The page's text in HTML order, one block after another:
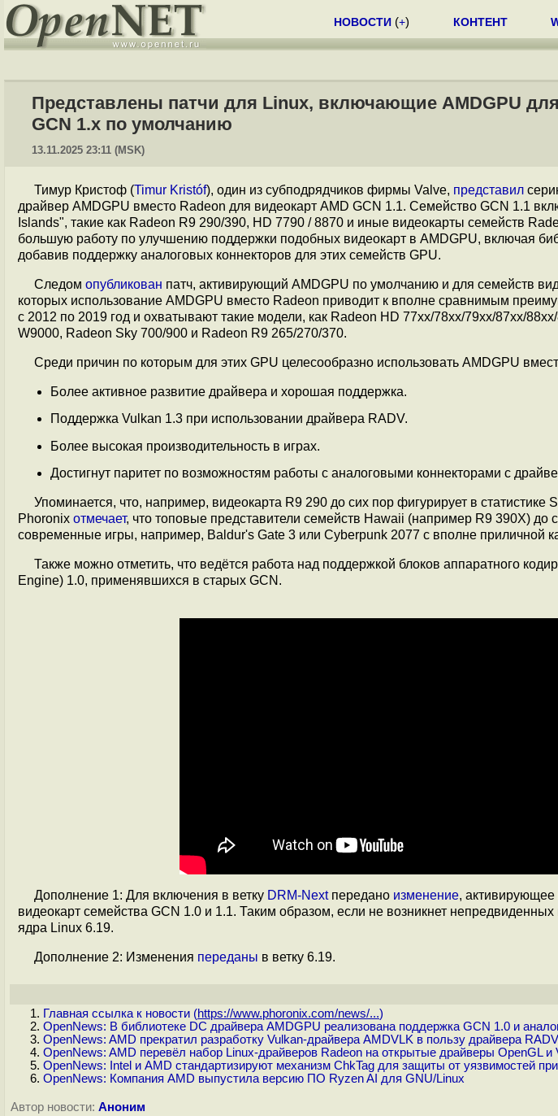
НОВОСТИ (+) КОНТЕНТ
Представлены патчи для Linux, включающие AMDGPU
GCN 1.x по умолчанию
13.11.2025 23:11 (MSK)
Тимур Кристоф (Timur Kristóf), один из субподрядчиков фирмы Valve, представил
драйвер AMDGPU вместо Radeon для видеокарт AMD GCN 1.1. Семейство GCN 1.1
Islands", такие как Radeon R9 290/390, HD 7790 / 8870 и иные видеокарты семейств
большую работу по улучшению поддержки подобных видеокарт в AMDGPU, включая
добавив поддержку аналоговых коннекторов для этих семейств GPU.
Следом опубликован патч, активирующий AMDGPU по умолчанию и для семейств
которых использование AMDGPU вместо Radeon приводит к вполне сравнимым
с 2012 по 2019 год и охватывают такие модели, как Radeon HD 77xx/78xx/79xx/87xx/
W9000, Radeon Sky 700/900 и Radeon R9 265/270/370.
Среди причин по которым для этих GPU целесообразно использовать AMDGPU
Более активное развитие драйвера и хорошая поддержка.
Поддержка Vulkan 1.3 при использовании драйвера RADV.
Более высокая производительность в играх.
Достигнут паритет по возможностям работы с аналоговыми коннекторами с
Упоминается, что, например, видеокарта R9 290 до сих пор фигурирует в статистике
Phoronix отмечает, что топовые представители семейств Hawaii (например R9 390X) до
современные игры, например, Baldur's Gate 3 или Cyberpunk 2077 с вполне приличной
Также можно отметить, что ведётся работа над поддержкой блоков аппаратного
Engine) 1.0, применявшихся в старых GCN.
Дополнение 1: Для включения в ветку DRM-Nextпередано изменение,
видеокарт семейства GCN 1.0 и 1.1. Таким образом, если не возникнет
ядра Linux 6.19.
Дополнение 2: Изменения переданы в ветку 6.19.
Главная ссылка к новости (https://www.phoronix.com/news/...)
OpenNews: В библиотеке DC драйвера AMDGPU реализована поддержка GCN 1.0 и
OpenNews: AMD прекратил разработку Vulkan-драйвера AMDVLK в пользу драйвера
OpenNews: AMD перевёл набор Linux-драйверов Radeon на открытые драйверы OpenGL и
OpenNews: Intel и AMD стандартизируют механизм ChkTag для защиты от уязвимостей
OpenNews: Компания AMD выпустила версию ПО Ryzen AI для GNU/Linux
Автор новости: Аноним